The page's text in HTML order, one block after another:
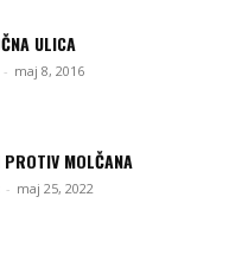
ULICA
- maj 8, 2016
PROTIV MOLČANA
- maj 25, 2022